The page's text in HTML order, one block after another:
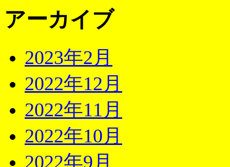
アーカイブ
2023年2月
2022年12月
2022年11月
2022年10月
2022年9月